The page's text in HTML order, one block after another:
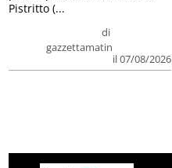
di
gazzettamatin
il 07/08/2026
Pistritto (...